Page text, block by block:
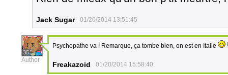
Jack Sugar 01/20/2014 13:51:45
35
Author
Psychopathe va ! Remarque, ça tombe bien, on est en Italie
Freakazoid 01/20/2014 15:58:40